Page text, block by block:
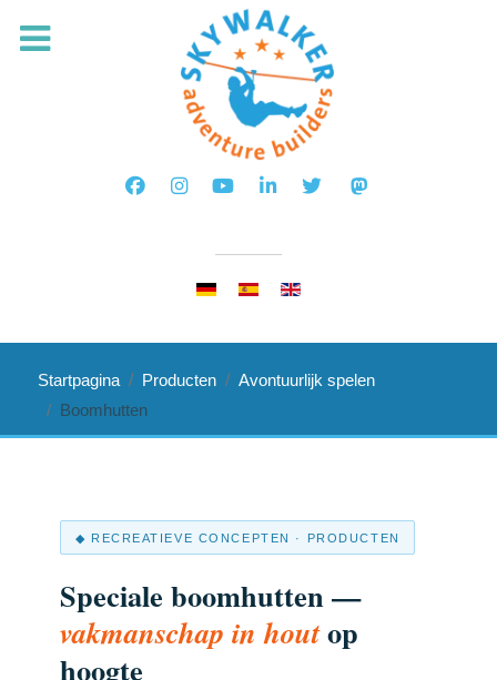
Startpagina Producten
Avontuurlijk spelen
Boomhutten
◆ RECREATIEVE CONCEPTEN · PRODUCTEN
Speciale boomhutten —
vakmanschap in houtop
hoogte